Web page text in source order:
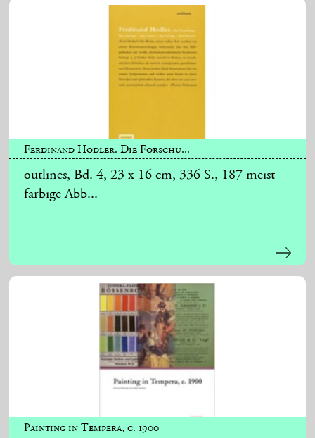
Ferdinand Hodler. Die Forschu...
outlines, Bd. 4, 23 x 16 cm, 336 S., 187 meist
farbige Abb...
Painting in Tempera, c. 1900